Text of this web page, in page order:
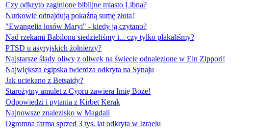
Czy odkryto zaginione biblijne miasto Libna?
Nurkowie odnajdują pokaźną sumę złota!
"Ewangelia losów Maryi" - kiedy ją czytano?
Nad rzekami Babilonu siedzieliśmy i... czy tylko płakaliśmy?
PTSD u asyryjskich żołnierzy?
Najstarsze ślady oliwy z oliwek na świecie odnalezione w Ein Zippori!
Największa egipska twierdza odkryta na Synaju
Jak uciekano z Betsaidy?
Starożytny amulet z Cypru zawiera Imię Boże!
Odpowiedzi i pytania z Kirbet Kerak
Najnowsze znalezisko w Magdali
Ogromna farma sprzed 3 tys. lat odkryta w Izraelu